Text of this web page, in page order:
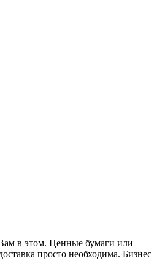
в этом. Ценные бумаги или
просто необходима. Бизнес